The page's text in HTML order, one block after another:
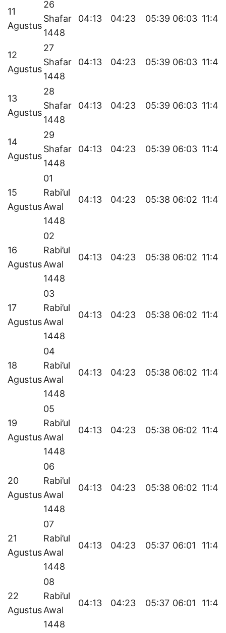
11
Agustus
26
Shafar
1448
04:13 04:23 05:39 06:03 11:48
12
Agustus
27
Shafar
1448
04:13 04:23 05:39 06:03 11:48
13
Agustus
28
Shafar
1448
04:13 04:23 05:39 06:03 11:48
14
Agustus
29
Shafar
1448
04:13 04:23 05:39 06:03 11:47
15
Agustus
01
Rabi’ul
Awal
1448
04:13 04:23 05:38 06:02 11:47
16
Agustus
02
Rabi’ul
Awal
1448
04:13 04:23 05:38 06:02 11:47
17
Agustus
03
Rabi’ul
Awal
1448
04:13 04:23 05:38 06:02 11:47
18
Agustus
04
Rabi’ul
Awal
1448
04:13 04:23 05:38 06:02 11:47
19
Agustus
05
Rabi’ul
Awal
1448
04:13 04:23 05:38 06:02 11:46
20
Agustus
06
Rabi’ul
Awal
1448
04:13 04:23 05:38 06:02 11:46
21
Agustus
07
Rabi’ul
Awal
1448
04:13 04:23 05:37 06:01 11:46
22
Agustus
08
Rabi’ul
Awal
1448
04:13 04:23 05:37 06:01 11:46